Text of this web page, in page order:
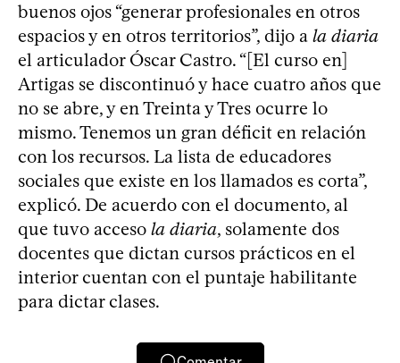
buenos ojos “generar profesionales en otros
espacios y en otros territorios”, dijo a la diaria
el articulador Óscar Castro. “[El curso en]
Artigas se discontinuó y hace cuatro años que
no se abre, y en Treinta y Tres ocurre lo
mismo. Tenemos un gran déficit en relación
con los recursos. La lista de educadores
sociales que existe en los llamados es corta”,
explicó. De acuerdo con el documento, al
que tuvo acceso la diaria, solamente dos
docentes que dictan cursos prácticos en el
interior cuentan con el puntaje habilitante
para dictar clases.